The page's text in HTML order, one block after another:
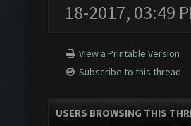
18-2017, 03:49
View a Printable Version
Subscribe to this thread
USERS BROWSING THIS